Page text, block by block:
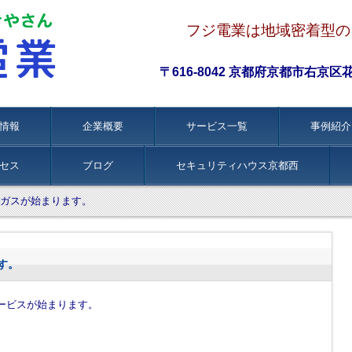
フジ電業は地域密着型
〒616-8042 京都府京都市右京区
報 企業概要 サービス一覧 事例紹介
ス ブログ セキュリティハウス京都西
スが始まります。
スが始まります。